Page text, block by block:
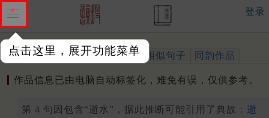
点击这里，展开功能菜单
登录
作品 标注四声 出处、引用 相似句子 同韵作品
作品信息已由电脑自动标签化，难免有误，仅供参考。
第 4 句因包含“逝水”，据此推断可能引用了典故： 逝